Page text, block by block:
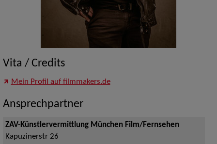
Vita / Credits
Mein Profil auf filmmakers.de
Ansprechpartner
ZAV-Künstlervermittlung München Film/Fernsehen
Kapuzinerstr 26